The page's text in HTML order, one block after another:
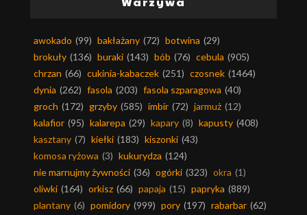
awokado (99) bakłażany (72) botwina (29)
brokuły (136) buraki (143) bób (76) cebula (905)
chrzan (66) cukinia-kabaczek (251) czosnek (1464)
dynia (262) fasola (203) fasola szparagowa (40)
groch (172) grzyby (585) imbir (72) jarmuż (12)
kalafior (95) kalarepa (29) kapary (8) kapusty (408)
kasztany (7) kiełki (183) kiszonki (43)
komosa ryżowa (3) kukurydza (124)
nie marnujmy żywności (36) ogórki (323) okra (1)
oliwki (164) orkisz (66) papaja (15) papryka (889)
plantany (6) pomidory (999) pory (197) rabarbar (62)